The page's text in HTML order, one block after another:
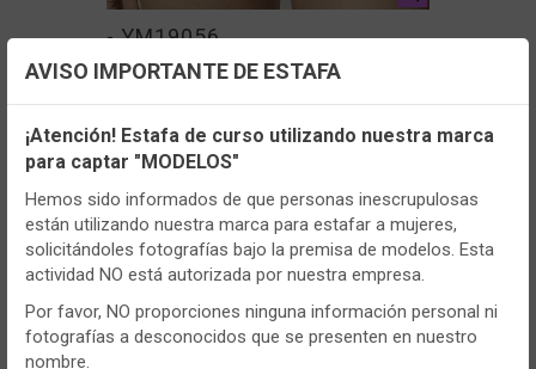
- YM19056
Braga mujer Ysabel Mora 19056 Mini
VER MÁS
Configuración de cookies
Utilizamos cookies propias y de terceros, de sesión o
persistentes, para hacer funcionar de manera segura nuestra
página web y personalizar su contenido.
Igualmente, utilizamos cookies para medir y obtener datos de
la navegación que realizas y para ajustar el contenido a tus
gustos y preferencias.
Puedesconfigurary aceptar el uso de cookies a tu gusto.
AVISO IMPORTANTE DE ESTAFA
¡Atención! Estafa de curso utilizando nuestra marca
para captar "MODELOS"
Hemos sido informados de que personas inescrupulosas
están utilizando nuestra marca para estafar a mujeres,
solicitándoles fotografías bajo la premisa de modelos. Esta
actividad NO está autorizada por nuestra empresa.
Por favor, NO proporciones ninguna información personal ni
fotografías a desconocidos que se presenten en nuestro
nombre.